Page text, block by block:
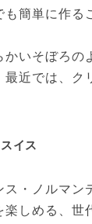
も簡単に作る
かいそぼろの
最近では、ク
イス
ス・ノルマン
楽しめる、世